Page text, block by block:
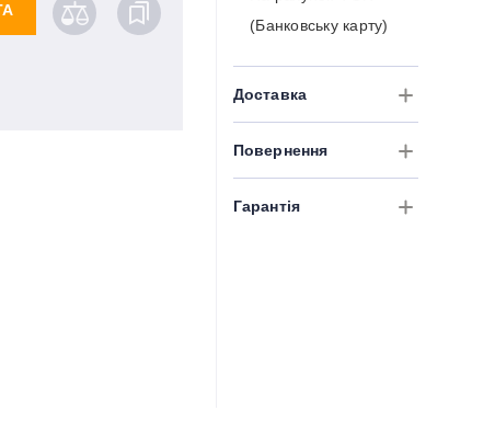
(Банковську карту)
Доставка
Повернення
Гарантія